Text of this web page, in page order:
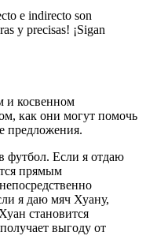
e indirecto son
y precisas! ¡Sigan
и косвенном
как они могут помочь
предложения.
футбол. Если я отдаю
прямым
я даю мяч Хуану,
становится
выгоду от